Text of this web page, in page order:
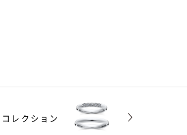
レクション